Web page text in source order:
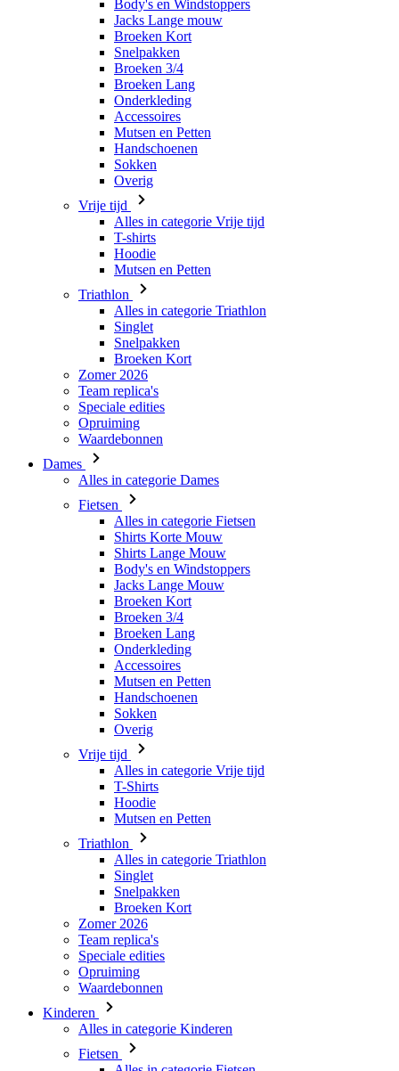
Body's en Windstoppers
Jacks Lange mouw
Broeken Kort
Snelpakken
Broeken 3/4
Broeken Lang
Onderkleding
Accessoires
Mutsen en Petten
Handschoenen
Sokken
Overig
Vrije tijd
Alles in categorie Vrije tijd
T-shirts
Hoodie
Mutsen en Petten
Triathlon
Alles in categorie Triathlon
Singlet
Snelpakken
Broeken Kort
Zomer 2026
Team replica's
Speciale edities
Opruiming
Waardebonnen
Dames
Alles in categorie Dames
Fietsen
Alles in categorie Fietsen
Shirts Korte Mouw
Shirts Lange Mouw
Body's en Windstoppers
Jacks Lange Mouw
Broeken Kort
Broeken 3/4
Broeken Lang
Onderkleding
Accessoires
Mutsen en Petten
Handschoenen
Sokken
Overig
Vrije tijd
Alles in categorie Vrije tijd
T-Shirts
Hoodie
Mutsen en Petten
Triathlon
Alles in categorie Triathlon
Singlet
Snelpakken
Broeken Kort
Zomer 2026
Team replica's
Speciale edities
Opruiming
Waardebonnen
Kinderen
Alles in categorie Kinderen
Fietsen